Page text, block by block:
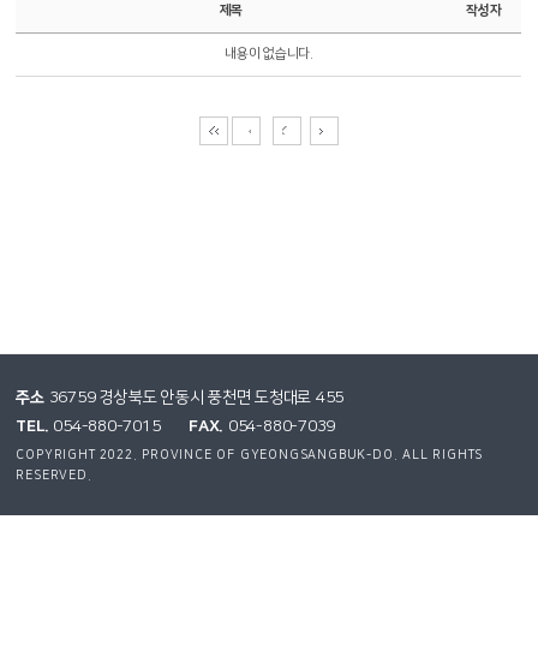
제목 작성자
내용이 없습니다.
주소36759 경상북도 안동시 풍천면 도청대로 455
TEL. 054-880-7015 FAX. 054-880-7039
COPYRIGHT 2022. PROVINCE OF GYEONGSANGBUK-DO. ALL RIGHTS
RESERVED.